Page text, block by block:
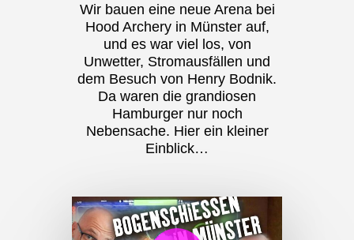
Wir bauen eine neue Arena bei
Hood Archery in Münster auf,
und es war viel los, von
Unwetter, Stromausfällen und
dem Besuch von Henry Bodnik.
Da waren die grandiosen
Hamburger nur noch
Nebensache. Hier ein kleiner
Einblick…
Play Video